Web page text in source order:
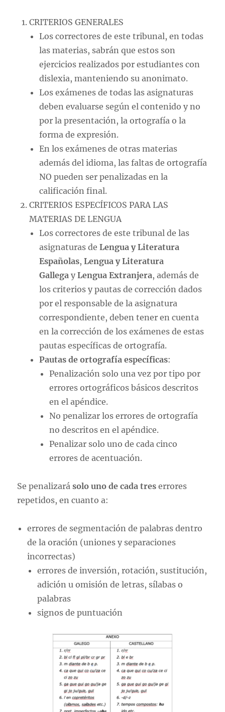
CRITERIOS GENERALES
Los correctores de este tribunal, en todas
las materias, sabrán que estos son
ejercicios realizados por estudiantes con
dislexia, manteniendo su anonimato.
Los exámenes de todas las asignaturas
deben evaluarse según el contenido y no
por la presentación, la ortografía o la
forma de expresión.
En los exámenes de otras materias
además del idioma, las faltas de ortografía
NO pueden ser penalizadas en la
calificación final.
CRITERIOS ESPECÍFICOS PARA LAS
MATERIAS DE LENGUA
Los correctores de este tribunal de las
asignaturas deLengua y Literatura
Españolas,Lengua y Literatura
Gallega yLengua Extranjera, además de
los criterios y pautas de corrección dados
por el responsable de la asignatura
correspondiente, deben tener en cuenta
en la corrección de los exámenes de estas
pautas específicas de ortografía.
Pautas de ortografía específicas:
Penalización solo una vez por tipo por
errores ortográficos básicos descritos
en el apéndice.
No penalizar los errores de ortografía
no descritos en el apéndice.
Penalizar solo uno de cada cinco
errores de acentuación.
Se penalizarásolo uno de cada tres errores
repetidos, en cuanto a:
errores de segmentación de palabras dentro
de la oración (uniones y separaciones
incorrectas)
errores de inversión, rotación, sustitución,
adición u omisión de letras, sílabas o
palabras
signos de puntuación